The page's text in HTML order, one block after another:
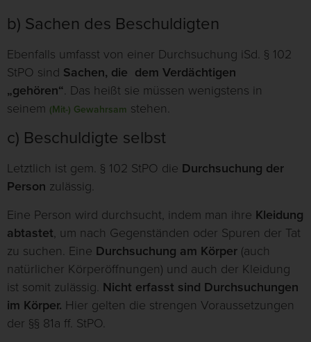
b) Sachen des Beschuldigten
Ebenfalls umfasst von einer Durchsuchung iSd. § 102
StPO sind Sachen, die dem Verdächtigen
„gehören“. Das heißt sie müssen wenigstens in
seinem (Mit-) Gewahrsam stehen.
c) Beschuldigte selbst
Letztlich ist gem. § 102 StPO die Durchsuchung der
Person zulässig.
Eine Person wird durchsucht, indem man ihre Kleidung
abtastet, um nach Gegenständen oder Spuren der Tat
zu suchen. Eine Durchsuchung am Körper (auch
natürlicher Körperöffnungen) und auch der Kleidung
ist somit zulässig. Nicht erfasst sind Durchsuchungen
im Körper. Hier gelten die strengen Voraussetzungen
der §§ 81a ff. StPO.